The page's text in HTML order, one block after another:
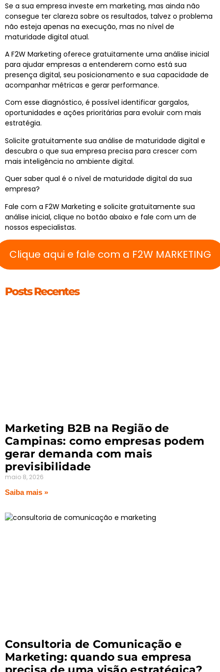
Se a sua empresa investe em marketing, mas ainda não
consegue ter clareza sobre os resultados, talvez o problema
não esteja apenas na execução, mas no nível de
maturidade digital atual.
A F2W Marketing oferece gratuitamente uma análise inicial
para ajudar empresas a entenderem como está sua
presença digital, seu posicionamento e sua capacidade de
acompanhar métricas e gerar performance.
Com esse diagnóstico, é possível identificar gargalos,
oportunidades e ações prioritárias para evoluir com mais
estratégia.
Solicite gratuitamente sua análise de maturidade digital e
descubra o que sua empresa precisa para crescer com
mais inteligência no ambiente digital.
Quer saber qual é o nível de maturidade digital da sua
empresa?
Fale com a F2W Marketing e solicite gratuitamente sua
análise inicial, clique no botão abaixo e fale com um de
nossos especialistas.
Clique aqui e fale com a F2W MARKETING
Posts Recentes
Marketing B2B na Região de
Campinas: como empresas podem
gerar demanda com mais
previsibilidade
maio 8, 2026
Saiba mais »
Consultoria de Comunicação e
Marketing: quando sua empresa